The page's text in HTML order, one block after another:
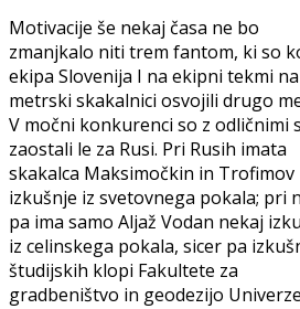
Motivacije še nekaj časa ne bo
zmanjkalo niti trem fantom, ki so
ekipa Slovenija I na ekipni tekmi
metrski skakalnici osvojili drugo
V močni konkurenci so z odličnimi
zaostali le za Rusi. Pri Rusih imata
skakalca Maksimočkin in Trofimov
izkušnje iz svetovnega pokala; pri
pa ima samo Aljaž Vodan nekaj
iz celinskega pokala, sicer pa
študijskih klopi Fakultete za
gradbeništvo in geodezijo